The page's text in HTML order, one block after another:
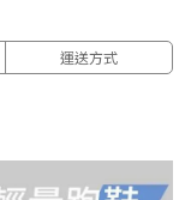
運送方式